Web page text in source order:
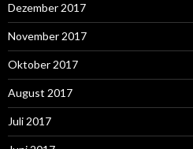
Dezember 2017
November 2017
Oktober 2017
August 2017
Juli 2017